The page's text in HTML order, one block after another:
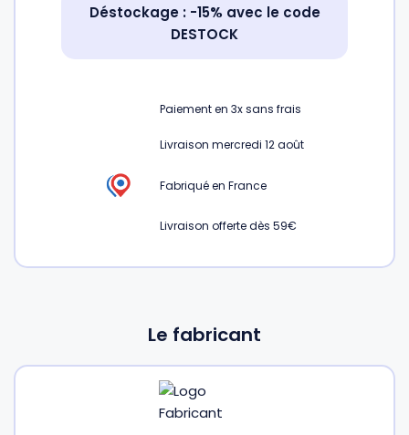
Déstockage : -15% avec le code
DESTOCK
Paiement en 3xsans frais
Livraison mercredi 12 août
Fabriqué en France
Livraison offerte dès 59€
Le fabricant